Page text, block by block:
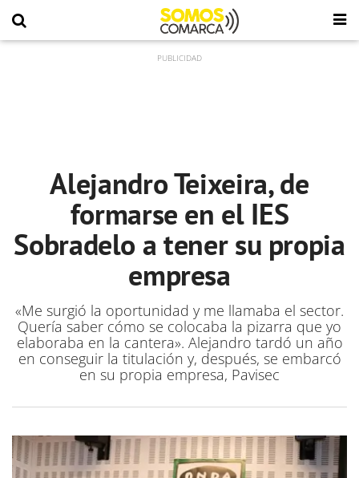
Alejandro Teixeira, de
formarse en el IES
Sobradelo a tener su propia
empresa
«Me surgió la oportunidad y me llamaba el sector.
Quería saber cómo se colocaba la pizarra que yo
elaboraba en la cantera». Alejandro tardó un año
en conseguir la titulación y, después, se embarcó
en su propia empresa, Pavisec